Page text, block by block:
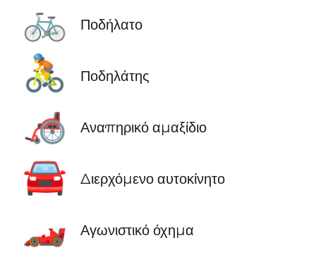
🚲 Ποδήλατο
🚴 Ποδηλάτης
🦽 Αναπηρικό αμαξίδιο
🚘 Διερχόμενο αυτοκίνητο
🏎️ Αγωνιστικό όχημα